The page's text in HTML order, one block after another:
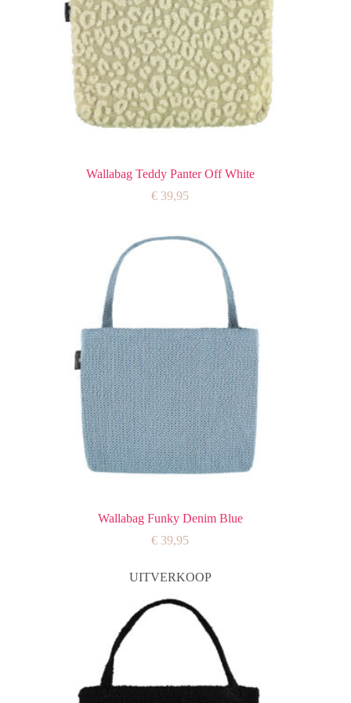
Wallabag Teddy Panter Off White
€ 39,95
Wallabag Funky Denim Blue
€ 39,95
UITVERKOOP